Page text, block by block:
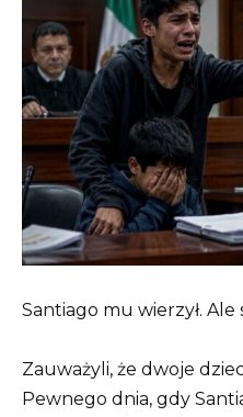
Santiago mu wierzył. Ale
Zauważyli, że dwoje
Pewnego dnia, gdy